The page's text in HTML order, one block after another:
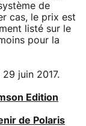
de
cas, le prix est
listé sur le
pour la
juin 2017.
Edition
de Polaris